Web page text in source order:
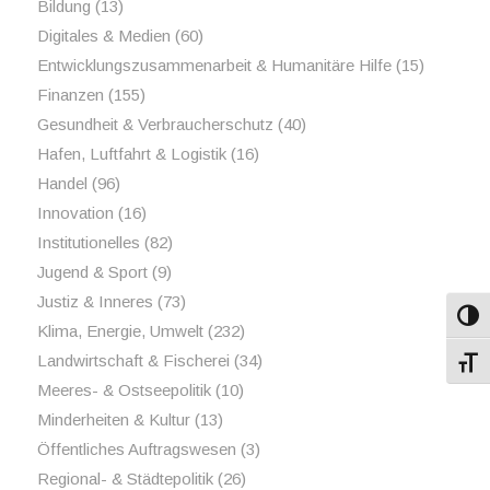
Bildung (13)
Digitales & Medien (60)
Entwicklungszusammenarbeit & Humanitäre Hilfe(15)
Finanzen (155)
Gesundheit & Verbraucherschutz (40)
Hafen, Luftfahrt & Logistik(16)
Handel (96)
Innovation (16)
Institutionelles (82)
Jugend & Sport(9)
Justiz & Inneres (73)
Klima, Energie, Umwelt(232)
Landwirtschaft & Fischerei (34)
Meeres- & Ostseepolitik(10)
Minderheiten & Kultur(13)
Öffentliches Auftragswesen (3)
Regional- & Städtepolitik(26)